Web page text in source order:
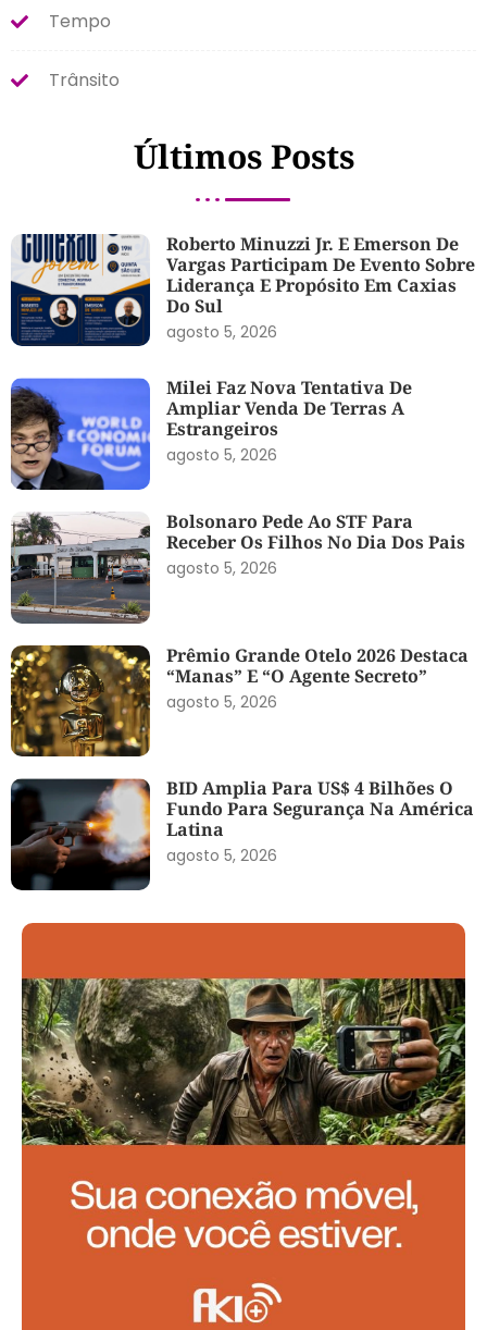
Tempo
Trânsito
Últimos Posts
Roberto Minuzzi Jr. E Emerson De
Vargas Participam De Evento Sobre
Liderança E Propósito Em Caxias
Do Sul
agosto 5, 2026
Milei Faz Nova Tentativa De
Ampliar Venda De Terras A
Estrangeiros
agosto 5, 2026
Bolsonaro Pede Ao STF Para
Receber Os Filhos No Dia Dos Pais
agosto 5, 2026
Prêmio Grande Otelo 2026 Destaca
“Manas” E “O Agente Secreto”
agosto 5, 2026
BID Amplia Para US$ 4 Bilhões O
Fundo Para Segurança Na América
Latina
agosto 5, 2026